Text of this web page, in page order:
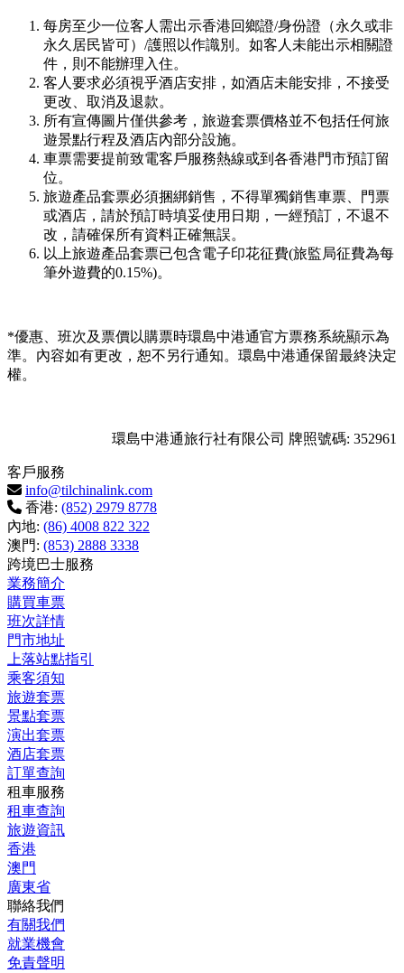
每房至少一位客人需出示香港回鄉證/身份證（永久或非
永久居民皆可）/護照以作識別。如客人未能出示相關證
件，則不能辦理入住。
客人要求必須視乎酒店安排，如酒店未能安排，不接受
更改、取消及退款。
所有宣傳圖片僅供參考，旅遊套票價格並不包括任何旅
遊景點行程及酒店內部分設施。
車票需要提前致電客戶服務熱線或到各香港門市預訂留
位。
旅遊產品套票必須捆綁銷售，不得單獨銷售車票、門票
或酒店，請於預訂時填妥使用日期，一經預訂，不退不
改，請確保所有資料正確無誤。
以上旅遊產品套票已包含電子印花征費(旅監局征費為每
筆外遊費的0.15%)。
*優惠、班次及票價以購票時環島中港通官方票務系統顯示為
準。內容如有更改，恕不另行通知。環島中港通保留最終決定
權。
環島中港通旅行社有限公司 牌照號碼: 352961
客戶服務
info@tilchinalink.com
香港: (852) 2979 8778
內地: (86) 4008 822 322
澳門: (853) 2888 3338
跨境巴士服務
業務簡介
購買車票
班次詳情
門市地址
上落站點指引
乘客須知
旅遊套票
景點套票
演出套票
酒店套票
訂單查詢
租車服務
租車查詢
旅遊資訊
香港
澳門
廣東省
聯絡我們
有關我們
就業機會
免責聲明